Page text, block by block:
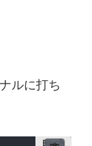
ルに打ち